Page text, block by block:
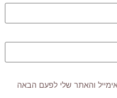
והאתר שלי לפעם הבאה